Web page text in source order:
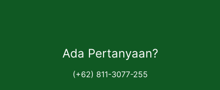
Ada Pertanyaan?
(+62) 811-3077-255